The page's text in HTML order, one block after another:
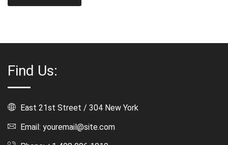
Find Us:
East 21st Street / 304 New York
Email: youremail@site.com